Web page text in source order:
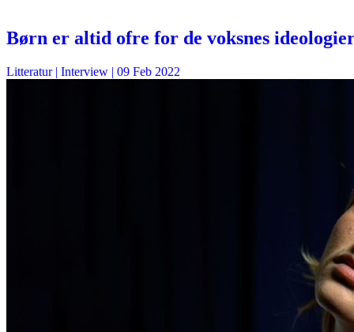
Børn er altid ofre for de voksnes
Litteratur| Interview | 09 Feb 2022